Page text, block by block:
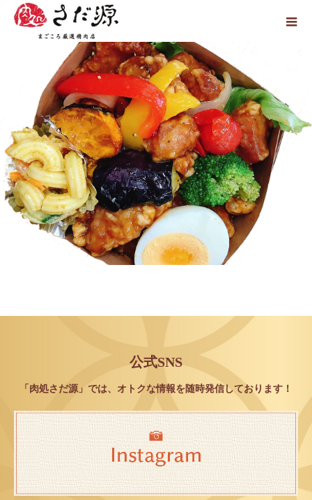
公式SNS
「肉処さだ源」では、オトクな情報を随時発信しております！